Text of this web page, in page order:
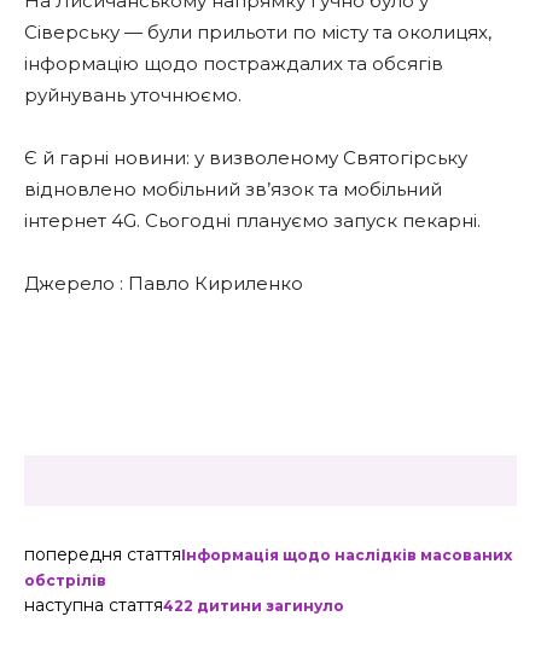
Сіверську — були прильоти по місту та околицях,
інформацію щодо постраждалих та обсягів
руйнувань уточнюємо.
Є й гарні новини: у визволеному Святогірську
відновлено мобільний зв’язок та мобільний
інтернет 4G. Сьогодні плануємо запуск пекарні.
Джерело : Павло Кириленко
попередня статтяІнформація щодо наслідків масованих
обстрілів
наступна стаття422 дитини загинуло